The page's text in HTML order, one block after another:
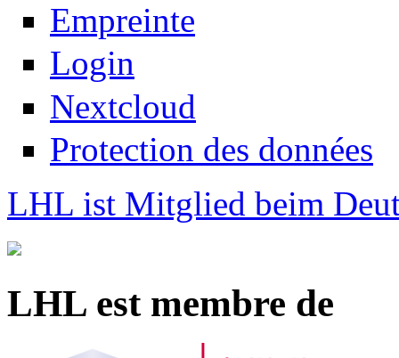
Empreinte
Login
Nextcloud
Protection des données
LHL ist Mitglied beim
LHL est membre de